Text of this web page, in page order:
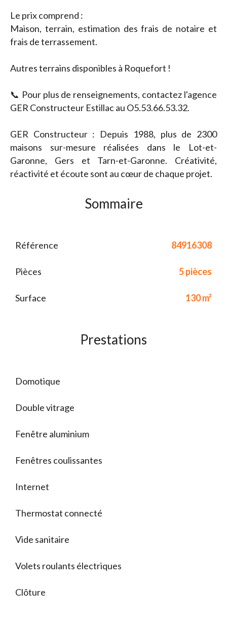
Le prix comprend :
Maison, terrain, estimation des frais de notaire et
frais de terrassement.
Autres terrains disponibles à Roquefort !
📞 Pour plus de renseignements, contactez l'agence
GER Constructeur Estillac au O5.53.66.53.32.
GER Constructeur : Depuis 1988, plus de 2300
maisons sur-mesure réalisées dans le Lot-et-
Garonne, Gers et Tarn-et-Garonne. Créativité,
réactivité et écoute sont au cœur de chaque projet.
Sommaire
Référence 84916308
Pièces 5 pièces
Surface 130 m²
Prestations
Domotique
Double vitrage
Fenêtre aluminium
Fenêtres coulissantes
Internet
Thermostat connecté
Vide sanitaire
Volets roulants électriques
Clôture